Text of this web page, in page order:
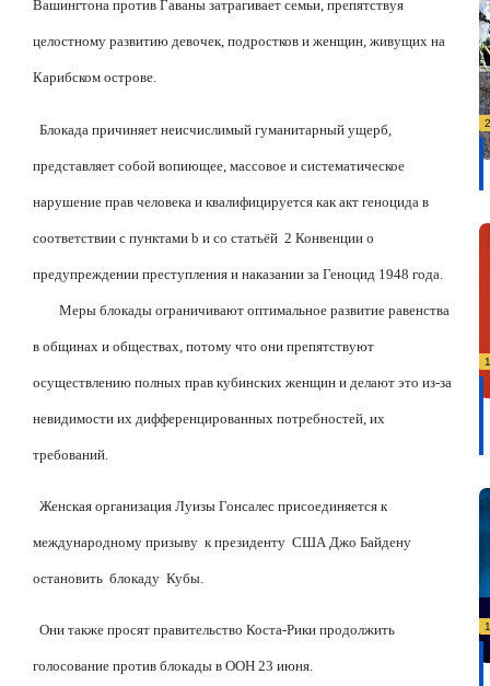
Вашингтона против Гаваны затрагивает семьи, препятствуя
целостному развитию девочек, подростков и женщин, живущих на
Карибском острове.
Блокада причиняет неисчислимый гуманитарный ущерб,
представляет собой вопиющее, массовое и систематическое
нарушение прав человека и квалифицируется как акт геноцида в
соответствии с пунктами b и cо статьёй 2 Конвенции о
предупреждении преступления и наказании за Геноцид 1948 года.
Меры блокады ограничивают оптимальное развитие равенства
в общинах и обществах, потому что они препятствуют
осуществлению полных прав кубинских женщин и делают это из-за
невидимости их дифференцированных потребностей, их
требований.
Женская организация Луизы Гонсалес присоединяется к
международному призыву к президенту США Джо Байдену
остановить блокаду Кубы.
Они также просят правительство Коста-Рики продолжить
голосование против блокады в ООН 23 июня.